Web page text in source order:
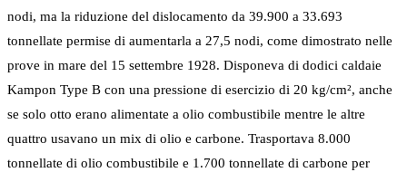
nodi, ma la riduzione del dislocamento da 39.900 a 33.693
tonnellate permise di aumentarla a 27,5 nodi, come dimostrato nelle
prove in mare del 15 settembre 1928. Disponeva di dodici caldaie
Kampon Type B con una pressione di esercizio di 20 kg/cm², anche
se solo otto erano alimentate a olio combustibile mentre le altre
quattro usavano un mix di olio e carbone. Trasportava 8.000
tonnellate di olio combustibile e 1.700 tonnellate di carbone per